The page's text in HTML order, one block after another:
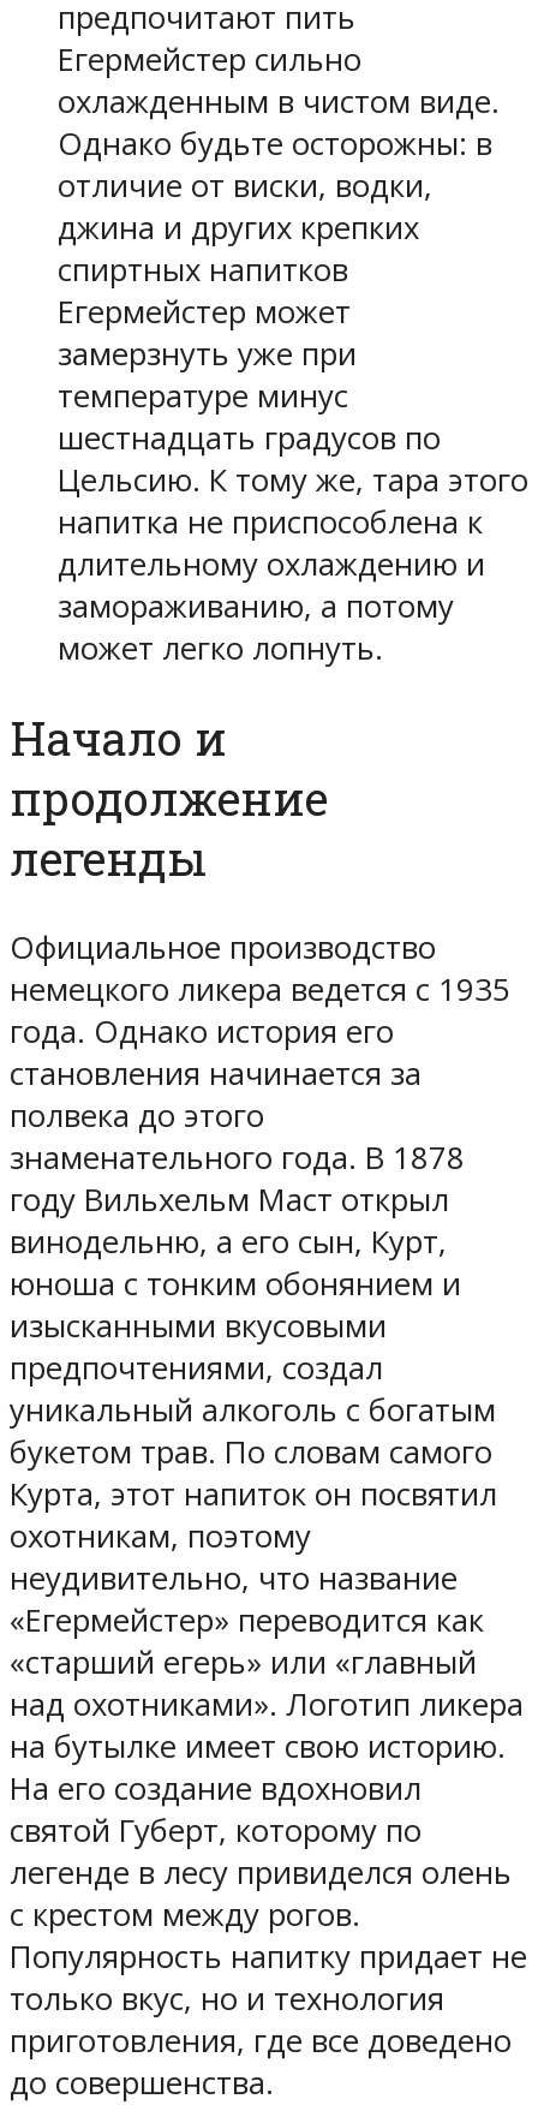
предпочитают пить
Егермейстер сильно
охлажденным в чистом виде.
Однако будьте осторожны: в
отличие от виски, водки,
джина и других крепких
спиртных напитков
Егермейстер может
замерзнуть уже при
температуре минус
шестнадцать градусов по
Цельсию. К тому же, тара этого
напитка не приспособлена к
длительному охлаждению и
замораживанию, а потому
может легко лопнуть.
Начало и
продолжение
легенды
Официальное производство
немецкого ликера ведется с 1935
года. Однако история его
становления начинается за
полвека до этого
знаменательного года. В 1878
году Вильхельм Маст открыл
винодельню, а его сын, Курт,
юноша с тонким обонянием и
изысканными вкусовыми
предпочтениями, создал
уникальный алкоголь с богатым
букетом трав. По словам самого
Курта, этот напиток он посвятил
охотникам, поэтому
неудивительно, что название
«Егермейстер» переводится как
«старший егерь» или «главный
над охотниками». Логотип ликера
на бутылке имеет свою историю.
На его создание вдохновил
святой Губерт, которому по
легенде в лесу привиделся олень
с крестом между рогов.
Популярность напитку придает не
только вкус, но и технология
приготовления, где все доведено
до совершенства.